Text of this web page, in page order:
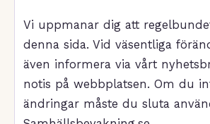
Vi uppmanar dig att
denna sida. Vid väsentliga
även informera via vårt
notis på webbplatsen. Om du
ändringar måste du sluta